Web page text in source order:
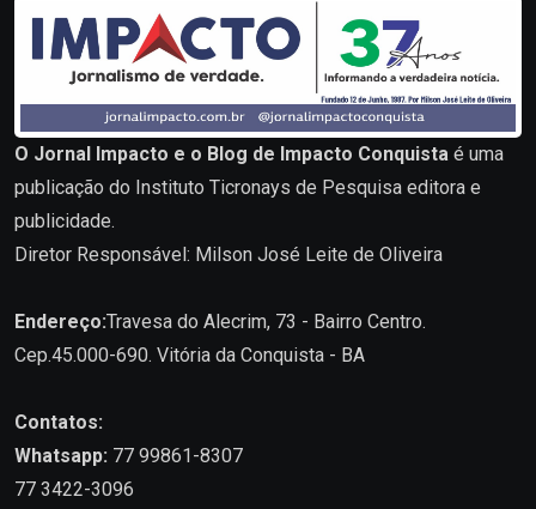
O Jornal Impacto e o Blog de Impacto Conquista é uma
publicação do Instituto Ticronays de Pesquisa editora e
publicidade.
Diretor Responsável: Milson José Leite de Oliveira
Endereço:Travesa do Alecrim, 73 - Bairro Centro.
Cep.45.000-690. Vitória da Conquista - BA
Contatos:
Whatsapp: 77 99861-8307
77 3422-3096